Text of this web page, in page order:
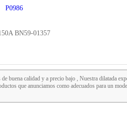
P0986
BN59-01357
de buena calidad y a precio bajo , Nuestra dilatada
que anunciamos como adecuados para un